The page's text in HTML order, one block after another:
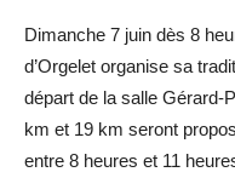
Dimanche 7 juin dès 8
d’Orgelet organise sa
départ de la salle Gérard-
km et 19 km seront
entre 8 heures et 11